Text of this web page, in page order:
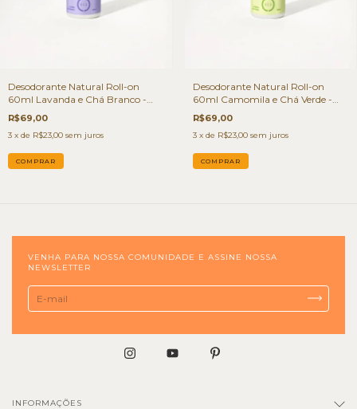
Desodorante Natural Roll-on
60ml Lavanda e Chá Branco -
TAO Deo
R$69,00
3 x de R$23,00 sem juros
Desodorante Natural Roll-on
60ml Camomila e Chá Verde -
TAO Deo
R$69,00
3 x de R$23,00 sem juros
VENHA PARA NOSSA COMUNIDADE E ASSINE NOSSA
NEWSLETTER
INFORMAÇÕES